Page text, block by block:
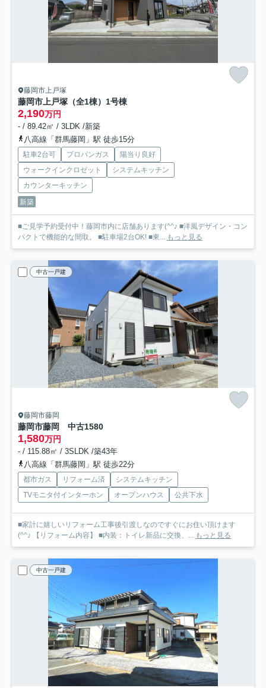
藤岡市上戸塚
藤岡市上戸塚（全1棟）1号棟
2,190万円
- / 89.42㎡ / 3LDK /新築
八高線「群馬藤岡」駅 徒歩15分
駐車2台可 プロパンガス
陽当り良好
ウォークインクロゼット
システムキッチン
カウンターキッチン
新築
■ご見学予約受付中！藤岡市内に店舗あります(^^♪ ■洋風デザイン・コン
パクトで機能的な間取。 ■駐車場2台OK! ■東... もっと見る
中古一戸建
藤岡市藤岡
藤岡市藤岡 中古1580
1,580万円
- / 115.88㎡ / 3SLDK /築43年
八高線「群馬藤岡」駅 徒歩22分
都市ガス リフォーム済
システムキッチン
TVモニタ付インターホン
オープンハウス 公共下水
■家計に嬉しいリフォーム工事後引渡しなのですぐにお住い頂けます
(^^♪ 【リフォーム内容】 ■内装：トイレ新品に交換、... もっと見る
中古一戸建